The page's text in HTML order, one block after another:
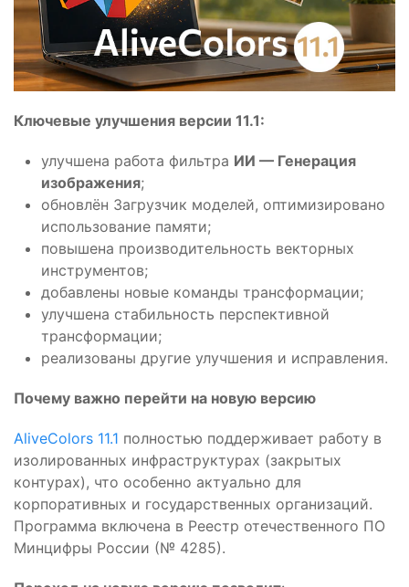
Ключевые улучшения версии 11.1:
улучшена работа фильтра ИИ — Генерация
изображения;
обновлён Загрузчик моделей, оптимизировано
использование памяти;
повышена производительность векторных
инструментов;
добавлены новые команды трансформации;
улучшена стабильность перспективной
трансформации;
реализованы другие улучшения и исправления.
Почему важно перейти на новую версию
AliveColors 11.1 полностью поддерживает работу в
изолированных инфраструктурах (закрытых
контурах), что особенно актуально для
корпоративных и государственных организаций.
Программа включена в Реестр отечественного ПО
Минцифры России (№ 4285).